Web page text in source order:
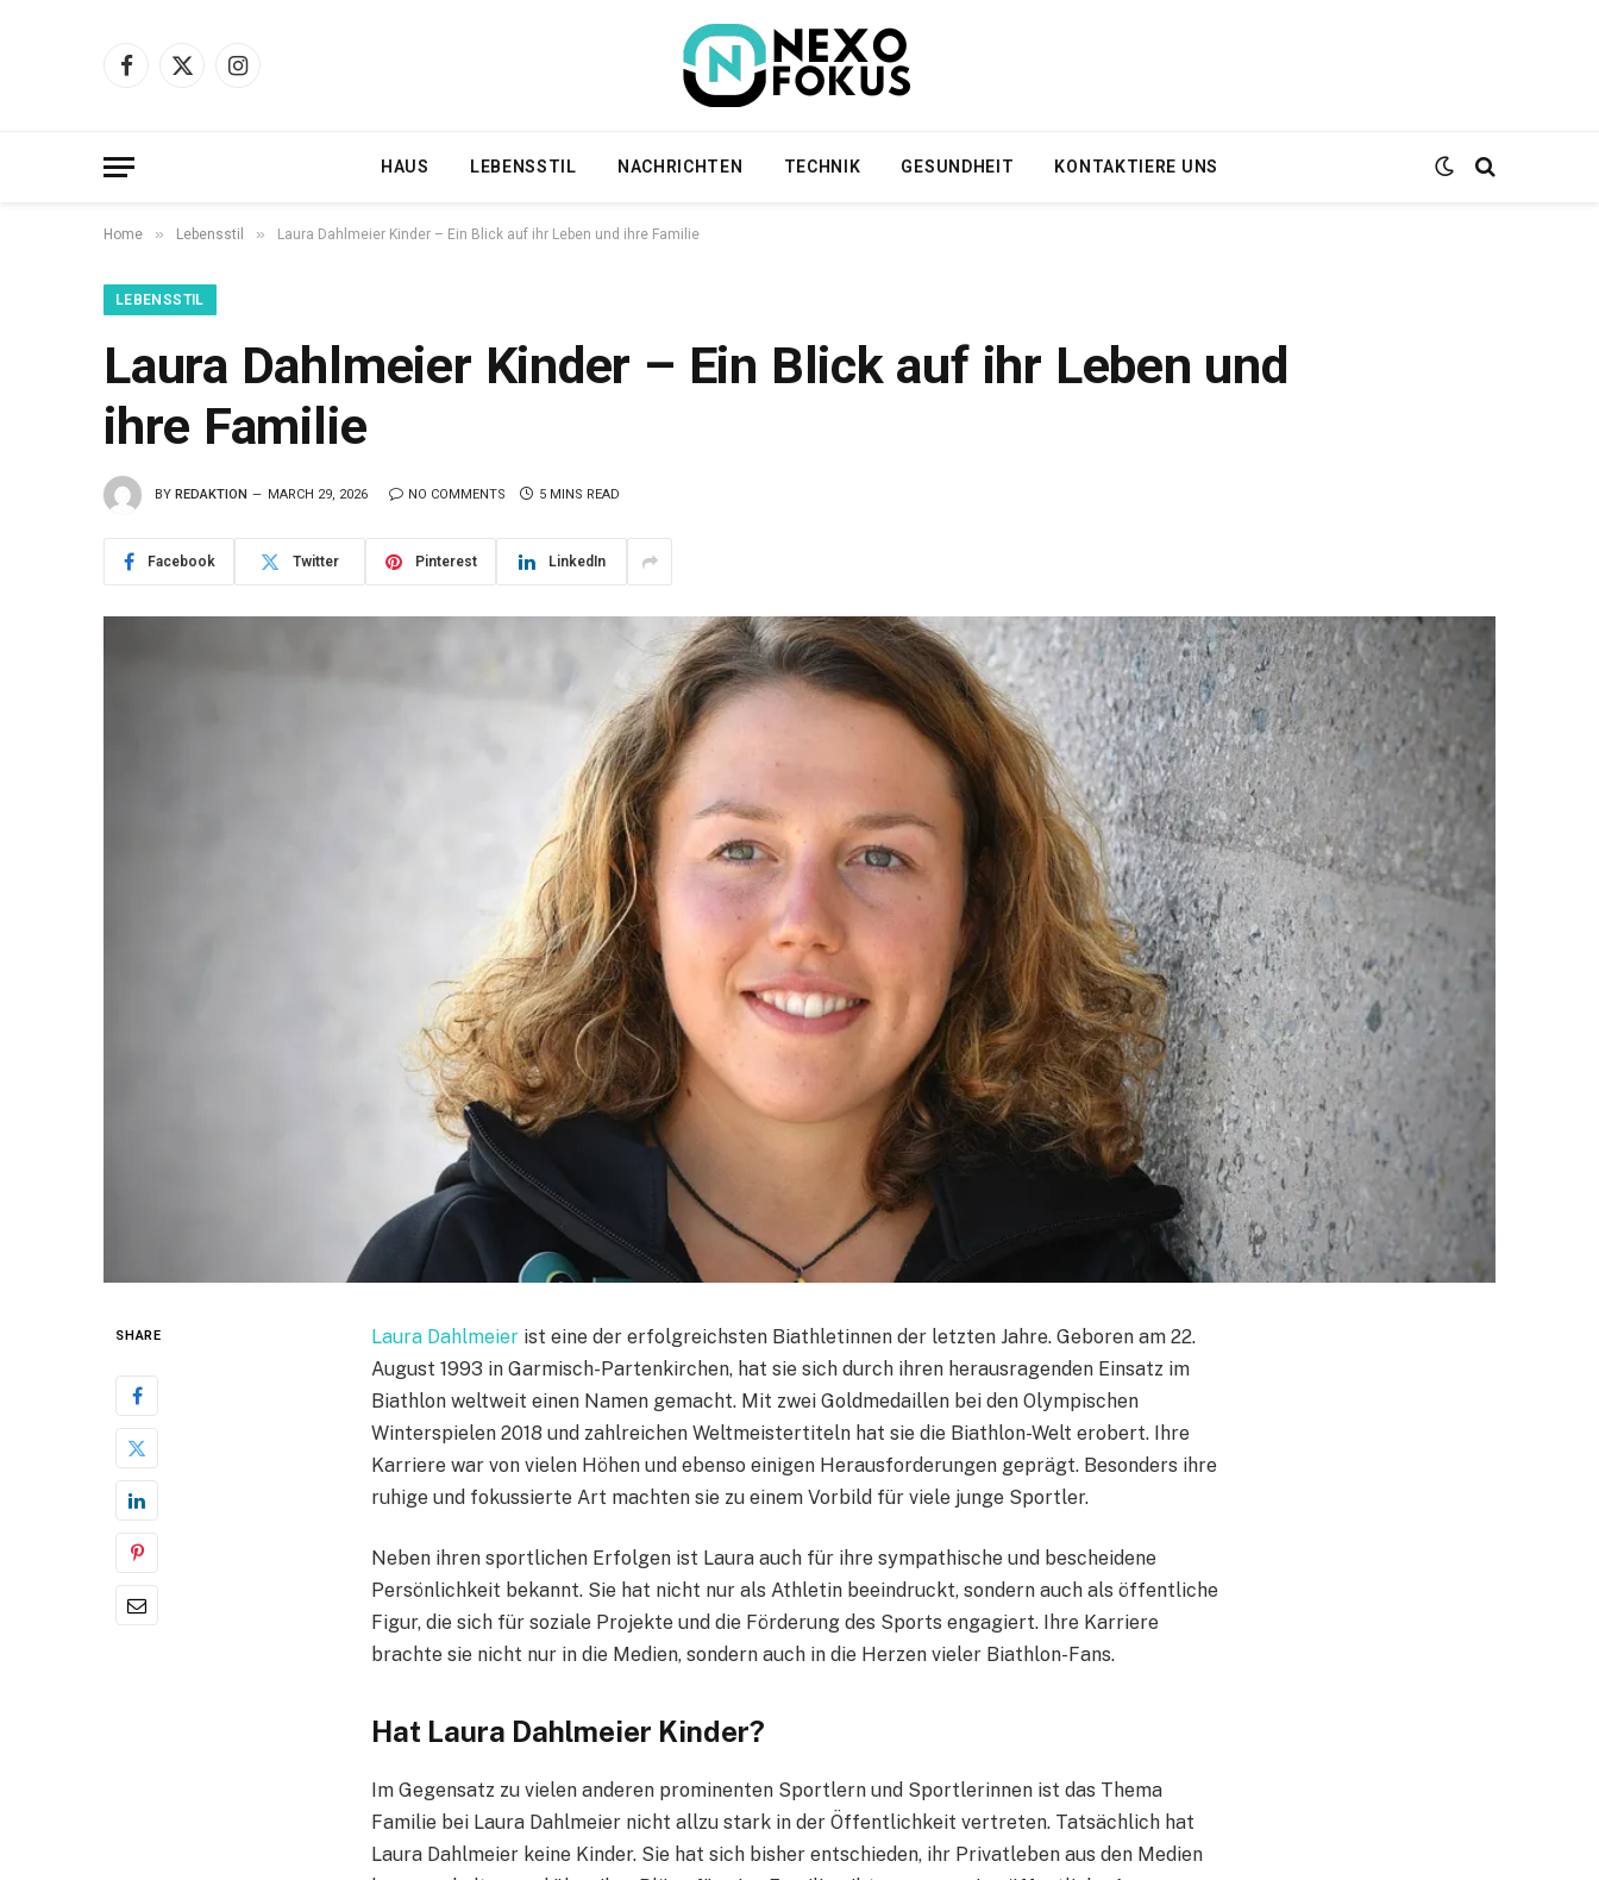
Facebook
X
Instagram
HAUS LEBENSSTIL NACHRICHTEN TECHNIK GESUNDHEIT KONTAKTIERE UNS
Home » Lebensstil » Laura Dahlmeier Kinder – Ein Blick auf ihr Leben und ihre Familie
LEBENSSTIL
Laura Dahlmeier Kinder – Ein Blick auf ihr Leben und
ihre Familie
BY REDAKTION MARCH 29, 2026 NO COMMENTS 5 MINS READ
Facebook Twitter Pinterest LinkedIn
SHARE Laura Dahlmeier ist eine der erfolgreichsten Biathletinnen der letzten Jahre. Geboren am 22.
August 1993 in Garmisch-Partenkirchen, hat sie sich durch ihren herausragenden Einsatz im
Biathlon weltweit einen Namen gemacht. Mit zwei Goldmedaillen bei den Olympischen
Winterspielen 2018 und zahlreichen Weltmeistertiteln hat sie die Biathlon-Welt erobert. Ihre
Karriere war von vielen Höhen und ebenso einigen Herausforderungen geprägt. Besonders ihre
ruhige und fokussierte Art machten sie zu einem Vorbild für viele junge Sportler.
Neben ihren sportlichen Erfolgen ist Laura auch für ihre sympathische und bescheidene
Persönlichkeit bekannt. Sie hat nicht nur als Athletin beeindruckt, sondern auch als öffentliche
Figur, die sich für soziale Projekte und die Förderung des Sports engagiert. Ihre Karriere
brachte sie nicht nur in die Medien, sondern auch in die Herzen vieler Biathlon-Fans.
Hat Laura Dahlmeier Kinder?
Im Gegensatz zu vielen anderen prominenten Sportlern und Sportlerinnen ist das Thema
Familie bei Laura Dahlmeier nicht allzu stark in der Öffentlichkeit vertreten. Tatsächlich hat
Laura Dahlmeier keine Kinder. Sie hat sich bisher entschieden, ihr Privatleben aus den Medien